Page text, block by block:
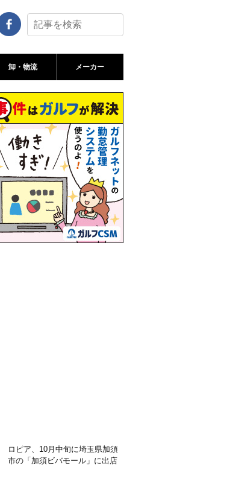
卸・物流 メーカー
ロピア、10月中旬に埼玉県加須
市の「加須ビバモール」に出店